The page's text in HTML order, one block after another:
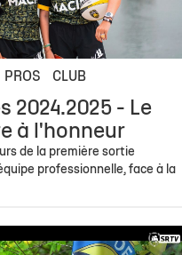
1 Calendrier
Offre
PROS CLUB
2024.2025 - Le
à l'honneur
de la première sortie
professionnelle, face à la